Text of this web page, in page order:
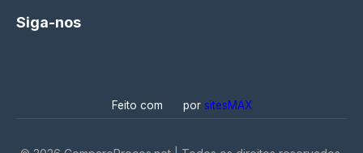
Siga-nos
Feito com por sitesMAX